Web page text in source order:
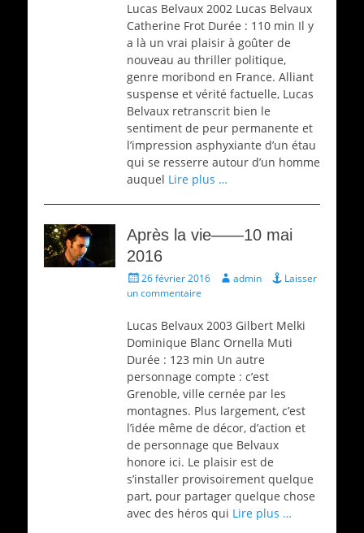
Lucas Belvaux 2002 Lucas Belvaux
Catherine Frot Durée : 110 min Il y
a là un vrai plaisir à goûter de
nouveau au thriller politique,
genre moribond en France. Alliant
suspense et vérité factuelle, Lucas
Belvaux retranscrit bien le
sentiment de peur permanente et
l’impression asphyxiante d’un étau
qui se resserre autour d’un homme
auquel Lire plus …
Après la vie——10 mai
2016
Écrit
le
26 février 2016 Auteur
admin
Laisser
un commentaire
Lucas Belvaux 2003 Gilbert Melki
Dominique Blanc Ornella Muti
Durée : 123 min Un autre
personnage compte : c’est
Grenoble, ville cernée par les
montagnes. Plus largement, c’est
l’idée même de décor, d’action et
de personnage que Belvaux
honore ici. Le plaisir est de
s’installer provisoirement quelque
part, pour partager quelque chose
avec des héros qui Lire plus …